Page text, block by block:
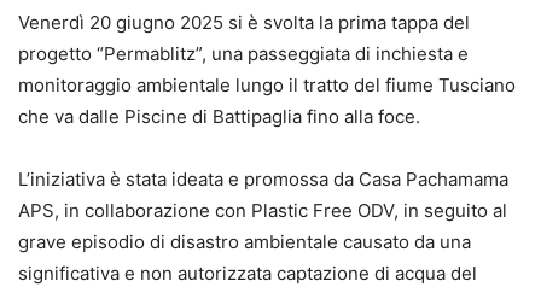
Venerdì 20 giugno 2025 si è svolta la prima tappa del
progetto “Permablitz”, una passeggiata di inchiesta e
monitoraggio ambientale lungo il tratto del fiume Tusciano
che va dalle Piscine di Battipaglia fino alla foce.
L’iniziativa è stata ideata e promossa da Casa Pachamama
APS, in collaborazione con Plastic Free ODV, in seguito al
grave episodio di disastro ambientale causato da una
significativa e non autorizzata captazione di acqua del